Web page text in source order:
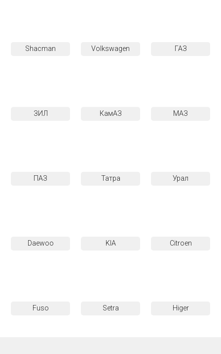
Shacman Volkswagen ГАЗ
ЗИЛ КамАЗ МАЗ
ПАЗ Татра Урал
Daewoo KIA Citroen
Fuso Setra Higer